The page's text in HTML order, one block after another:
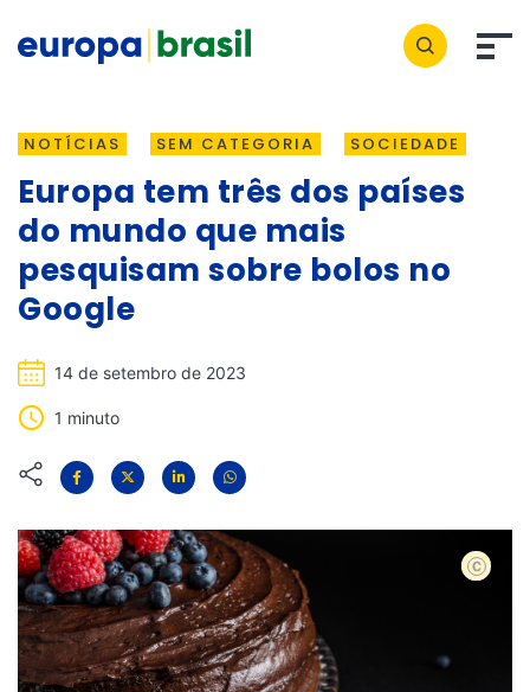
NOTÍCIAS SEM CATEGORIA SOCIEDADE
Europa tem três dos países
do mundo que mais
pesquisam sobre bolos no
Google
14 de setembro de 2023
1 minuto